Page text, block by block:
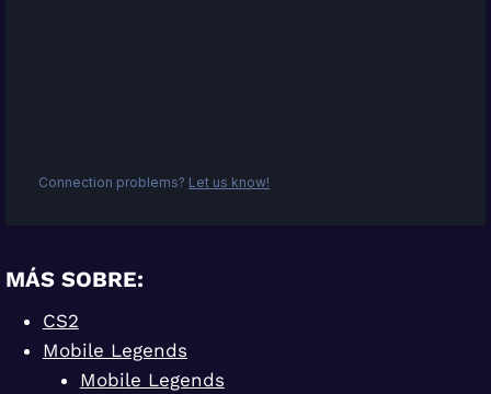
MÁS SOBRE:
CS2
Mobile Legends
Mobile Legends